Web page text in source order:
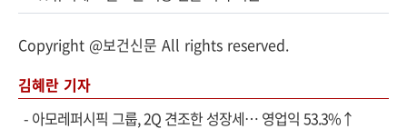
Copyright @보건신문 All rights reserved.
김혜란 기자
- 아모레퍼시픽 그룹, 2Q 견조한 성장세… 영업익 53.3%↑